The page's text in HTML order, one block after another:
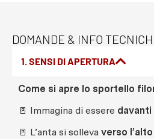
DOMANDE & INFO
1. SENSI DI APERTURA
Come si apre lo sportello
🚪 Immagina di essere
🚪 L’anta si solleva verso l’alto